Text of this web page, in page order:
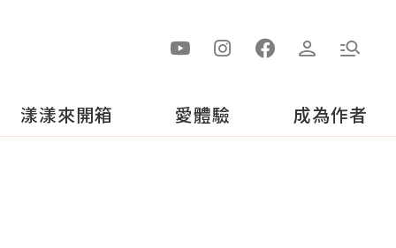
漾漾來開箱 愛體驗 成為作者